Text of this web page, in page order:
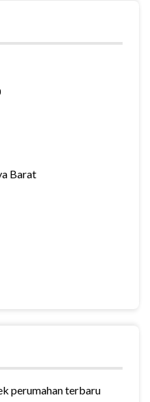
Barat
perumahan terbaru